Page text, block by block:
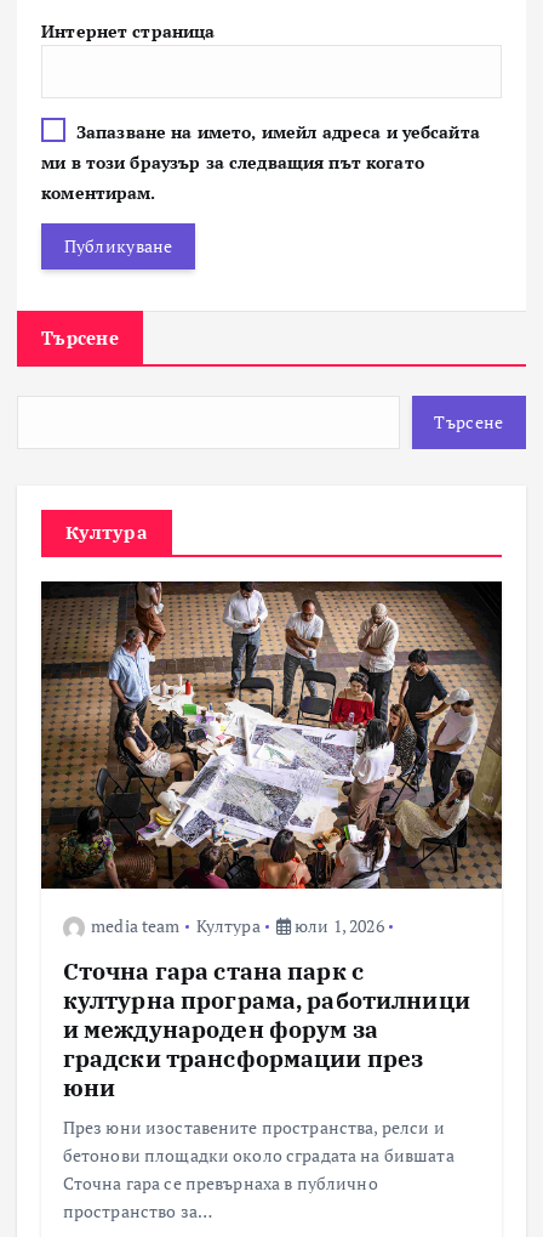
Интернет страница
Запазване на името, имейл адреса и уебсайта
ми в този браузър за следващия път когато
коментирам.
Търсене
Търсене
Култура
media team Култура юли 1, 2026
Сточна гара стана парк с
културна програма, работилници
и международен форум за
градски трансформации през
юни
През юни изоставените пространства, релси и
бетонови площадки около сградата на бившата
Сточна гара се превърнаха в публично
пространство за…